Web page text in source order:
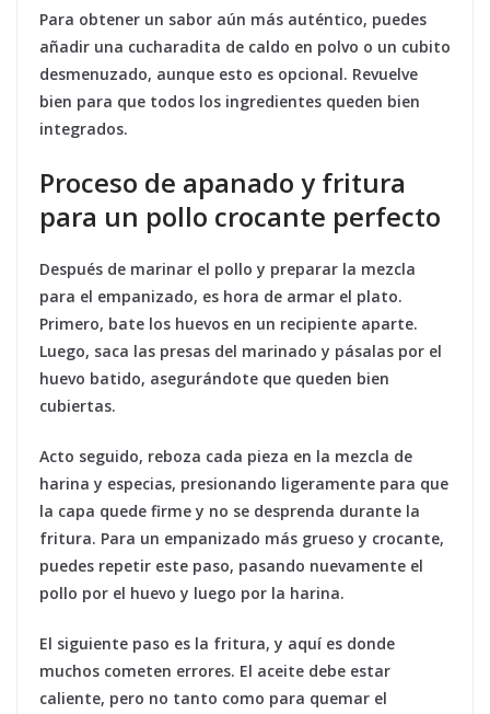
Para obtener un sabor aún más auténtico, puedes
añadir una cucharadita de caldo en polvo o un cubito
desmenuzado, aunque esto es opcional. Revuelve
bien para que todos los ingredientes queden bien
integrados.
Proceso de apanado y fritura
para un pollo crocante perfecto
Después de marinar el pollo y preparar la mezcla
para el empanizado, es hora de armar el plato.
Primero, bate los huevos en un recipiente aparte.
Luego, saca las presas del marinado y pásalas por el
huevo batido, asegurándote que queden bien
cubiertas.
Acto seguido, reboza cada pieza en la mezcla de
harina y especias, presionando ligeramente para que
la capa quede firme y no se desprenda durante la
fritura. Para un empanizado más grueso y crocante,
puedes repetir este paso, pasando nuevamente el
pollo por el huevo y luego por la harina.
El siguiente paso es la fritura, y aquí es donde
muchos cometen errores. El aceite debe estar
caliente, pero no tanto como para quemar el